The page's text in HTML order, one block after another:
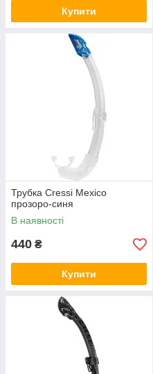
Купити
Трубка Cressi Mexico
прозоро-синя
В наявності
440 ₴
Купити